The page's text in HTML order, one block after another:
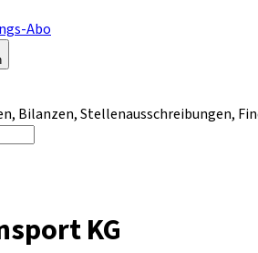
Abo
Bilanzen, Stellenausschreibungen,
KG